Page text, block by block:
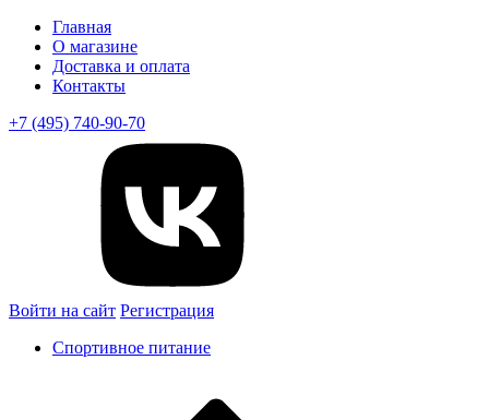
Главная
О магазине
Доставка и оплата
Контакты
+7 (495) 740-90-70
Войти на сайт Регистрация
Спортивное питание